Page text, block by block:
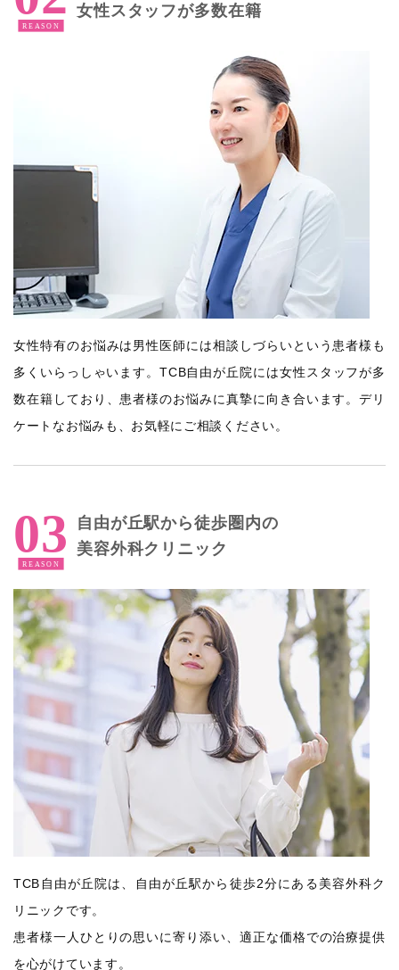
女性スタッフが多数在籍
女性特有のお悩みは男性医師には相談しづらいという患者様も
多くいらっしゃいます。TCB自由が丘院には女性スタッフが多
数在籍しており、患者様のお悩みに真摯に向き合います。デリ
ケートなお悩みも、お気軽にご相談ください。
自由が丘駅から徒歩圏内の
美容外科クリニック
TCB自由が丘院は、自由が丘駅から徒歩2分にある美容外科ク
リニックです。
患者様一人ひとりの思いに寄り添い、適正な価格での治療提供
を心がけています。